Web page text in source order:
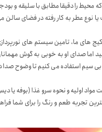
محیط را دقیقا مطابق با سلیقه و
نوع عطر به کار رفته در فضای سالن
های ما، تامین سیستم های
اما صدای او به خوبی به گوش
و میکروفون های بی سیم استفاده می کنیم تا وضوح
اولیه و نحوه سرو غذا (بوفه یا
تجربه طعم و رنگ را برای شما